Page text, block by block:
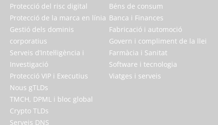
Protecció del risc digital
Protecció de la marca en línia
Gestió dels dominis
corporatius
Serveis d’Intel·ligència i
Investigació
Protecció VIP i Executius
Nous gTLDs
TMCH, DPML i bloc global
Crypto TLDs
Serveis DNS
Béns de consum
Banca i Finances
Fabricació i automoció
Govern i compliment de la llei
Farmàcia i Sanitat
Software i tecnologia
Viatges i serveis